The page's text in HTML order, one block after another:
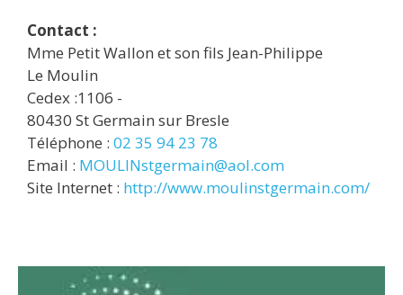
Contact :
Mme Petit Wallon et son fils Jean-Philippe
Le Moulin
Cedex :1106 -
80430 St Germain sur Bresle
Téléphone : 02 35 94 23 78
Email : MOULINstgermain@aol.com
Site Internet : http://www.moulinstgermain.com/